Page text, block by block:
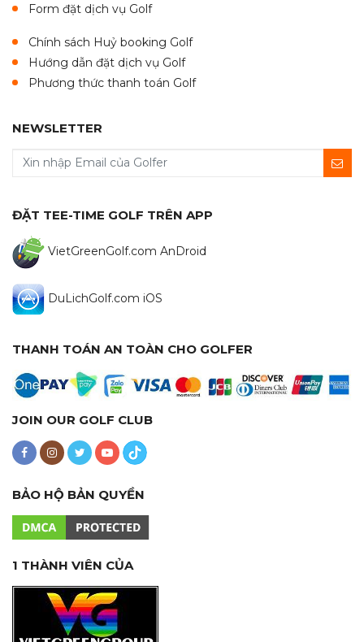
Form đặt dịch vụ Golf
Chính sách Huỷ booking Golf
Hướng dẫn đặt dịch vụ Golf
Phương thức thanh toán Golf
NEWSLETTER
ĐẶT TEE-TIME GOLF TRÊN APP
VietGreenGolf.com AnDroid
DuLichGolf.com iOS
THANH TOÁN AN TOÀN CHO GOLFER
JOIN OUR GOLF CLUB
BẢO HỘ BẢN QUYỀN
1 THÀNH VIÊN CỦA